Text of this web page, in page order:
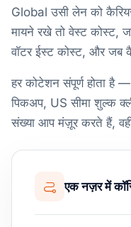
Global उसी लेन को
मायने रखे तो वेस्ट कोस्ट,
वॉटर ईस्ट कोस्ट, और जब
हर कोटेशन संपूर्ण होता है
पिकअप, US सीमा शुल्क
संख्या आप मंज़ूर करते हैं,
एक नज़र में